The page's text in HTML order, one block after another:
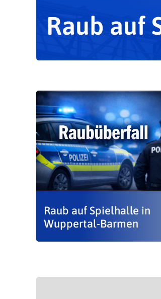
Raub auf
Raub auf Spielhalle in
Wuppertal-Barmen